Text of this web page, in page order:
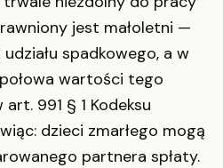
jest małoletni —
spadkowego, a w
wartości tego
991 § 1 Kodeksu
dzieci zmarłego mogą
partnera spłaty.